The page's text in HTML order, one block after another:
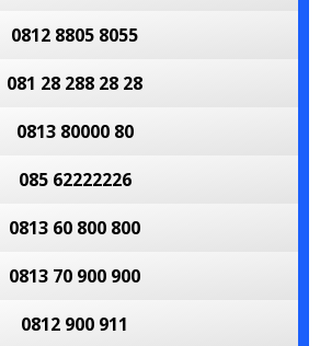
0812 8805 8055
081 28 288 28 28
0813 80000 80
085 62222226
0813 60 800 800
0813 70 900 900
0812 900 911